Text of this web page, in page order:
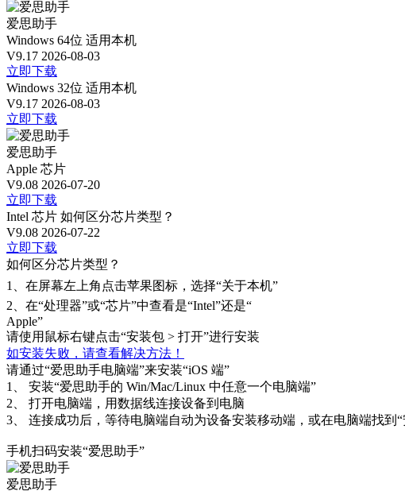
爱思助手
Windows 64位 适用本机
V9.17 2026-08-03
立即下载
Windows 32位 适用本机
V9.17 2026-08-03
立即下载
爱思助手
Apple 芯片
V9.08 2026-07-20
立即下载
Intel 芯片 如何区分芯片类型？
V9.08 2026-07-22
立即下载
如何区分芯片类型？
1、 在屏幕左上角点击苹果图标，选择“关于本机”
2、 在“处理器”或“芯片”中查看是“Intel”还是“
Apple”
请使用鼠标右键点击“安装包 > 打开”进行安装
如安装失败，请查看解决方法！
请通过“爱思助手电脑端”来安装“iOS 端”
1、
安装“爱思助手的 Win/Mac/Linux 中任意一个电脑端”
2、
打开电脑端，用数据线连接设备到电脑
3、
连接成功后，等待电脑端自动为设备安装移动端，或在电脑端找到
手机扫码安装“爱思助手”
爱思助手